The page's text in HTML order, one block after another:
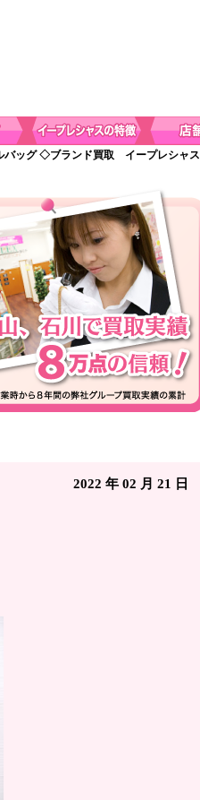
バッグ ◇ブランド買取 イープレシャス
2022 年 02 月 21 日